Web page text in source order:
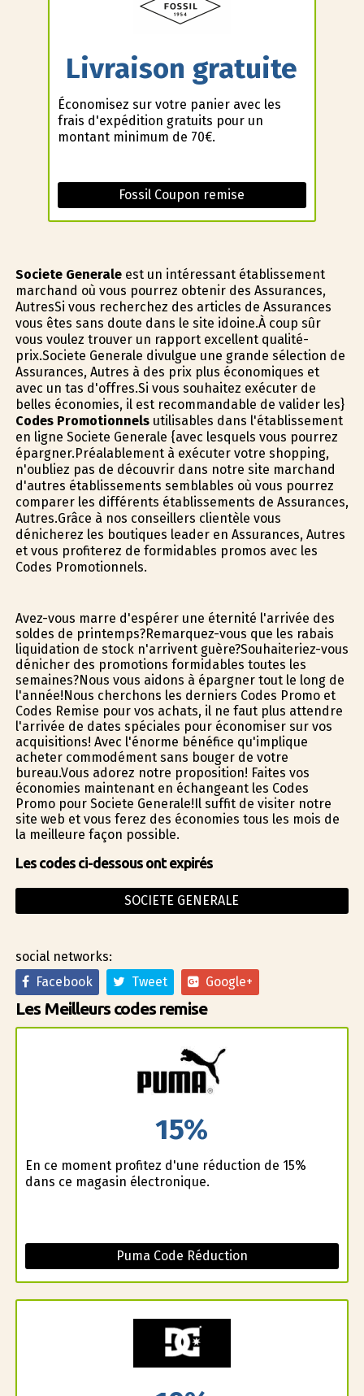
Livraison gratuite
Économisez sur votre panier avec les
frais d'expédition gratuits pour un
montant minimum de 70€.
Fossil Coupon remise
Societe Generaleest un intéressant établissement
marchand où vous pourrez obtenir des Assurances,
AutresSi vous recherchez des articles de Assurances
vous êtes sans doute dans le site idoine.À coup sûr
vous voulez trouver un rapport excellent qualité-
prix.Societe Generale divulgue une grande sélection de
Assurances, Autres à des prix plus économiques et
avec un tas d'offres.Si vous souhaitez exécuter de
belles économies, il est recommandable de valider les}
Codes Promotionnelsutilisables dans l'établissement
en ligne Societe Generale {avec lesquels vous pourrez
épargner.Préalablement à exécuter votre shopping,
n'oubliez pas de découvrir dans notre site marchand
d'autres établissements semblables où vous pourrez
comparer les différents établissements de Assurances,
Autres.Grâce à nos conseillers clientèle vous
dénicherez les boutiques leader en Assurances, Autres
et vous profiterez de formidables promos avec les
Codes Promotionnels.
Avez-vous marre d'espérer une éternité l'arrivée des
soldes de printemps?Remarquez-vous que les rabais
liquidation de stock n'arrivent guère?Souhaiteriez-vous
dénicher des promotions formidables toutes les
semaines?Nous vous aidons à épargner tout le long de
l'année!Nous cherchons les derniers Codes Promo et
Codes Remise pour vos achats, il ne faut plus attendre
l'arrivée de dates spéciales pour économiser sur vos
acquisitions! Avec l'énorme bénéfice qu'implique
acheter commodément sans bouger de votre
bureau.Vous adorez notre proposition! Faites vos
économies maintenant en échangeant les Codes
Promo pour Societe Generale!Il suffit de visiter notre
site web et vous ferez des économies tous les mois de
la meilleure façon possible.
Les codes ci-dessous ont expirés
SOCIETE GENERALE
social networks:
Facebook
Tweet Google+
Les Meilleurs codes remise
15%
En ce moment profitez d'une réduction de 15%
dans ce magasin électronique.
Puma Code Réduction